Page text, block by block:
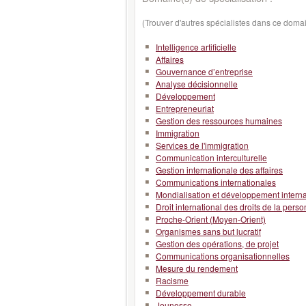
(Trouver d'autres spécialistes dans ce
Intelligence artificielle
Affaires
Gouvernance d’entreprise
Analyse décisionnelle
Développement
Entrepreneuriat
Gestion des ressources humaines
Immigration
Services de l'immigration
Communication interculturelle
Gestion internationale des affaires
Communications internationales
Mondialisation et développement
Droit international des droits de la
Proche-Orient (Moyen-Orient)
Organismes sans but lucratif
Gestion des opérations, de projet
Communications organisationnelles
Mesure du rendement
Racisme
Développement durable